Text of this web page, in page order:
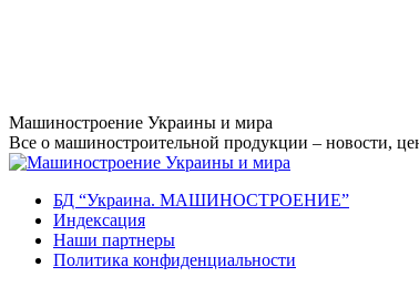
Перейти
к
содержанию
Машиностроение Украины и мира
Все о машиностроительной продукции – новости,
БД “Украина. МАШИНОСТРОЕНИЕ”
Индекcация
Наши партнеры
Политика конфиденциальности